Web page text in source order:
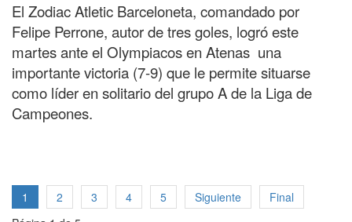
El Zodiac Atletic Barceloneta, comandado por
Felipe Perrone, autor de tres goles, logró este
martes ante el Olympiacos en Atenas una
importante victoria (7-9) que le permite situarse
como líder en solitario del grupo A de la Liga de
Campeones.
1 2 3 4 5 Siguiente
Final